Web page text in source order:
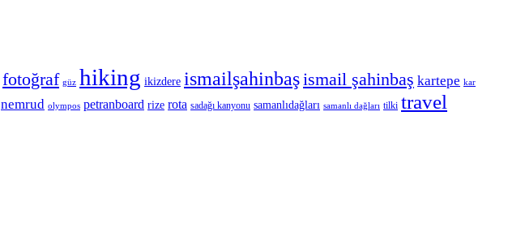
fotoğraf güz hiking ikizdere ismailşahinbaşismail şahinbaş kartepe kar
nemrud olympos petranboard rize rota sadağı kanyonu samanlıdağları samanlı dağları tilki travel